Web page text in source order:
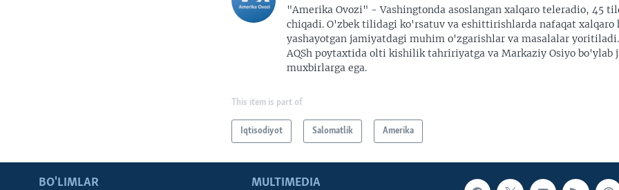
"Amerika Ovozi" - Vashingtonda asoslangan xalqaro teleradio, 45
chiqadi. O'zbek tilidagi ko'rsatuv va eshittirishlarda nafaqat xalqaro
yashayotgan jamiyatdagi muhim o'zgarishlar va masalalar
AQSh poytaxtida olti kishilik tahririyatga va Markaziy Osiyo bo'ylab
muxbirlarga ega.
This item is part of
Iqtisodiyot Salomatlik Amerika
BO'LIMLAR MULTIMEDIA